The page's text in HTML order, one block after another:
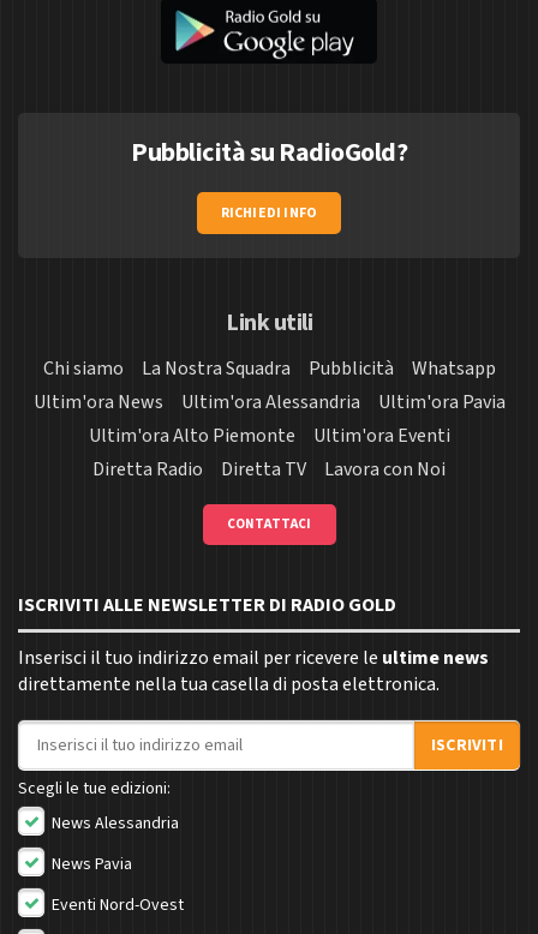
Pubblicità su RadioGold?
RICHIEDI INFO
Link utili
Chi siamo La Nostra Squadra Pubblicità
Whatsapp
Ultim'ora News
Ultim'ora Alessandria
Ultim'ora Pavia
Ultim'ora Alto Piemonte
Ultim'ora Eventi
Diretta Radio
Diretta TV Lavora con Noi
CONTATTACI
ISCRIVITI ALLE NEWSLETTER DI RADIO GOLD
Inserisci il tuo indirizzo email per ricevere le ultime news
direttamente nella tua casella di posta elettronica.
Indirizzo email
ISCRIVITI
Scegli le tue edizioni:
News Alessandria
News Pavia
Eventi Nord-Ovest